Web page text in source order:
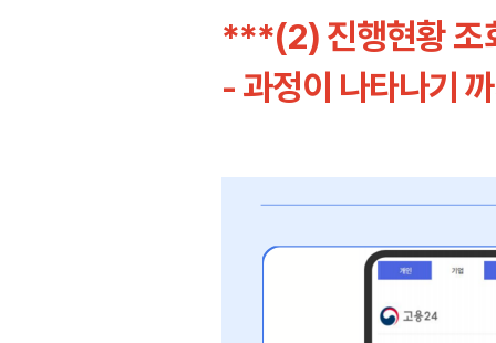
***(2) 진행현황 조
- 과정이 나타나기